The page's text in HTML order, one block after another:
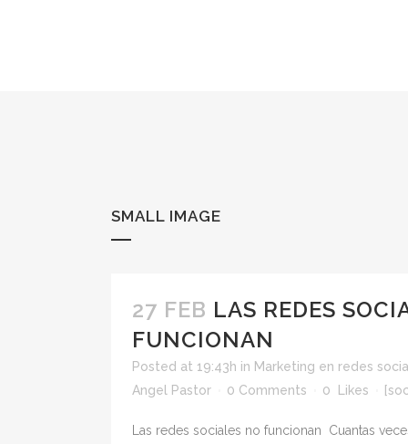
SMALL IMAGE
27 FEB LAS REDES
FUNCIONAN
Posted at 19:43h in Marketing en redes
Angel Pastor
0 Comments 0 Likes
Las redes sociales no funcionan Cuantas